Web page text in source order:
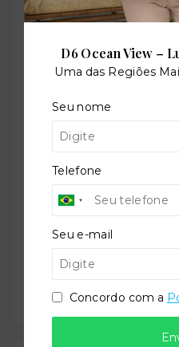
Perfil:
Situação:
Em construção
Previsão de entrega:
31/10/2026
D6 Ocean View –
Uma das Regiões
Seu nome
Telefone
Seu e-mail
Concordo com a